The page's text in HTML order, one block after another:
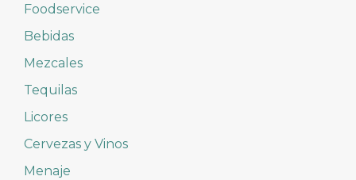
Foodservice
Bebidas
Mezcales
Tequilas
Licores
Cervezas y Vinos
Menaje